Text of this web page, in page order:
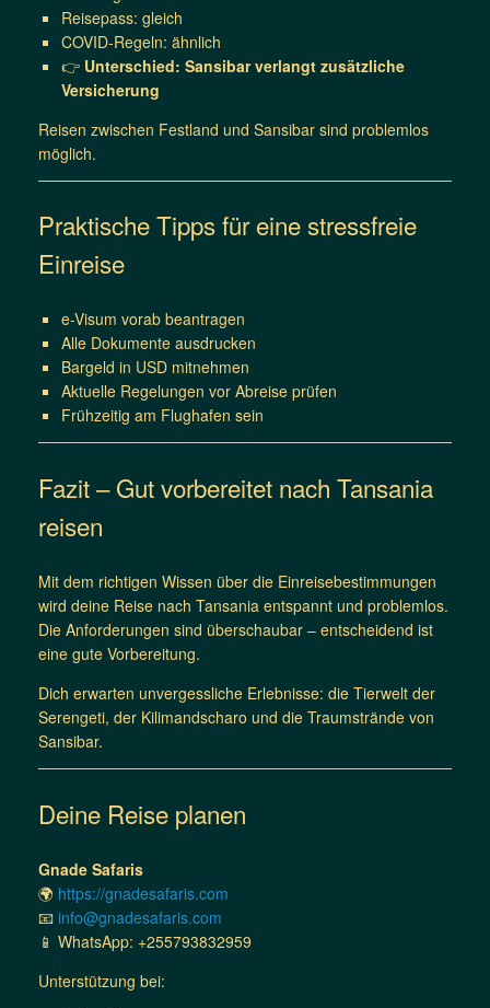
Reisepass: gleich
COVID-Regeln: ähnlich
👉 Unterschied: Sansibar verlangt zusätzliche
Versicherung
Reisen zwischen Festland und Sansibar sind problemlos
möglich.
Praktische Tipps für eine stressfreie
Einreise
e-Visum vorab beantragen
Alle Dokumente ausdrucken
Bargeld in USD mitnehmen
Aktuelle Regelungen vor Abreise prüfen
Frühzeitig am Flughafen sein
Fazit – Gut vorbereitet nach Tansania
reisen
Mit dem richtigen Wissen über die Einreisebestimmungen
wird deine Reise nach Tansania entspannt und problemlos.
Die Anforderungen sind überschaubar – entscheidend ist
eine gute Vorbereitung.
Dich erwarten unvergessliche Erlebnisse: die Tierwelt der
Serengeti, der Kilimandscharo und die Traumstrände von
Sansibar.
Deine Reise planen
Gnade Safaris
🌍 https://gnadesafaris.com
📧 info@gnadesafaris.com
📱 WhatsApp: +255793832959
Unterstützung bei: